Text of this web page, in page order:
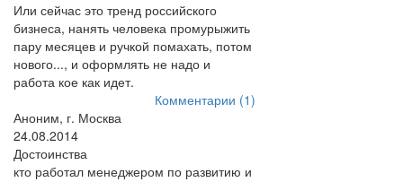
Или сейчас это тренд российского
бизнеса, нанять человека промурыжить
пару месяцев и ручкой помахать, потом
нового..., и оформлять не надо и
работа кое как идет.
Комментарии (1)
Аноним, г. Москва
24.08.2014
Достоинства
кто работал менеджером по развитию и